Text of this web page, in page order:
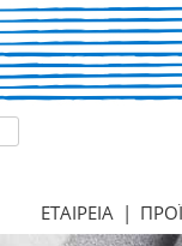
ΕΤΑΙΡΕΙΑ |